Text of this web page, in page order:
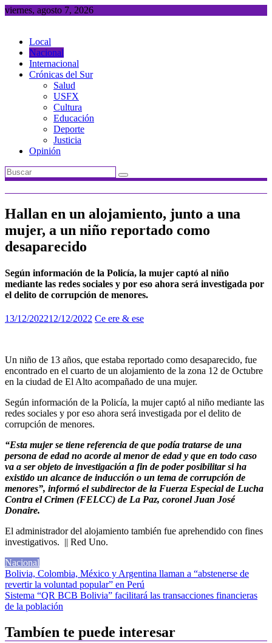
Saltar
viernes, agosto 7, 2026
Local
Nacional
Internacional
Crónicas del Sur
Salud
USFX
Cultura
Educación
Deporte
Justicia
Opinión
Hallan en un alojamiento, junto a una
mujer, a un niño reportado como
desaparecido
Según información de la Policía, la mujer captó al niño
mediante las redes sociales y por eso ahora será investigada por
el delito de corrupción de menores.
13/12/202212/12/2022 Ce ere & ese
Un niño de 13 años, que estaba reportado como desaparecido, fue
encontrado en el cuarto de un alojamiento de la zona 12 de Octubre
en la ciudad de El Alto acompañado de una mujer.
Según información de la Policía, la mujer captó al niño mediante las
redes sociales y por eso ahora será investigada por el delito de
corrupción de menores.
“Esta mujer se tiene referencia de que podía tratarse de una
persona de edad no acorde al menor de edad y que en todo caso
va a ser objeto de investigación a fin de poder posibilitar si ha
existido un alcance de inducción o un tema de corrupción de
menores”, informó el subdirector de la Fuerza Especial de Lucha
Contra el Crimen (FELCC) de La Paz, coronel Juan José
Donaire.
El administrador del alojamiento también fue aprehendido con fines
investigativos. || Red Uno.
Nacional
Navegación
de
entradas
Bolivia, Colombia, México y Argentina llaman a “abstenerse de
revertir la voluntad popular” en Perú
Sistema “QR BCB Bolivia” facilitará las transacciones financieras
de la población
Tambíen te puede interesar